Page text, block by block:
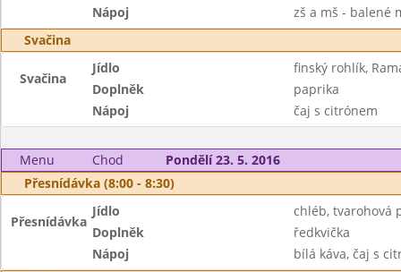
Nápoj
zš a mš - balené
Svačina
Svačina
Jídlo
finský rohlík,
Doplněk
paprika
Nápoj
čaj s citrónem
Menu Chod
Pondělí 23. 5. 2016
Přesnídávka (8:00 - 8:30)
Přesnídávka
Jídlo
chléb, tvarohová
Doplněk
ředkvička
Nápoj
bílá káva, čaj s